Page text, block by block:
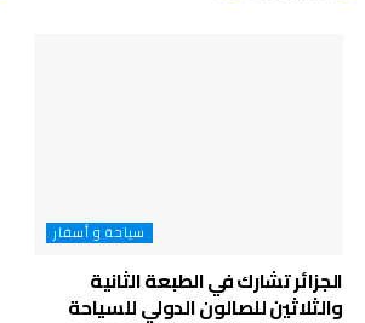
سياحة و أسفار
الجزائر تشارك في الطبعة الثانية
والثلاثين للصالون الدولي للسياحة